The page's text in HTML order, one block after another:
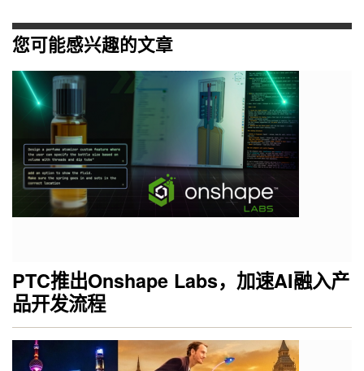
您可能感兴趣的文章
PTC推出Onshape Labs，加速AI融入产
品开发流程